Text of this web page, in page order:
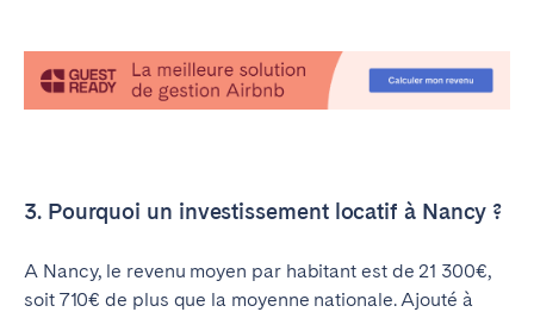
3. Pourquoi un investissement locatif à Nancy ?
A Nancy, le revenu moyen par habitant est de 21 300€,
soit 710€ de plus que la moyenne nationale. Ajouté à